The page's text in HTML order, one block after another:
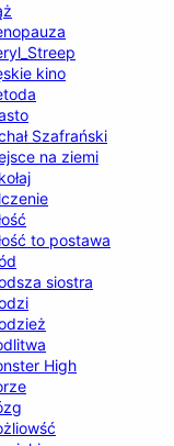
kino
Szafrański
na ziemi
to postawa
siostra
High